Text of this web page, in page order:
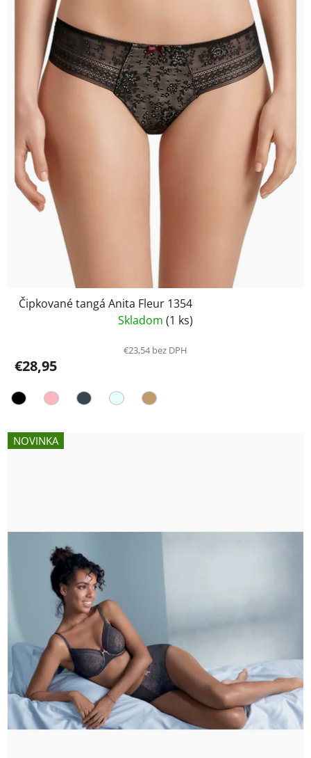
Čipkované tangá Anita Fleur 1354
Skladom (1 ks)
€23,54 bez DPH
€28,95
NOVINKA